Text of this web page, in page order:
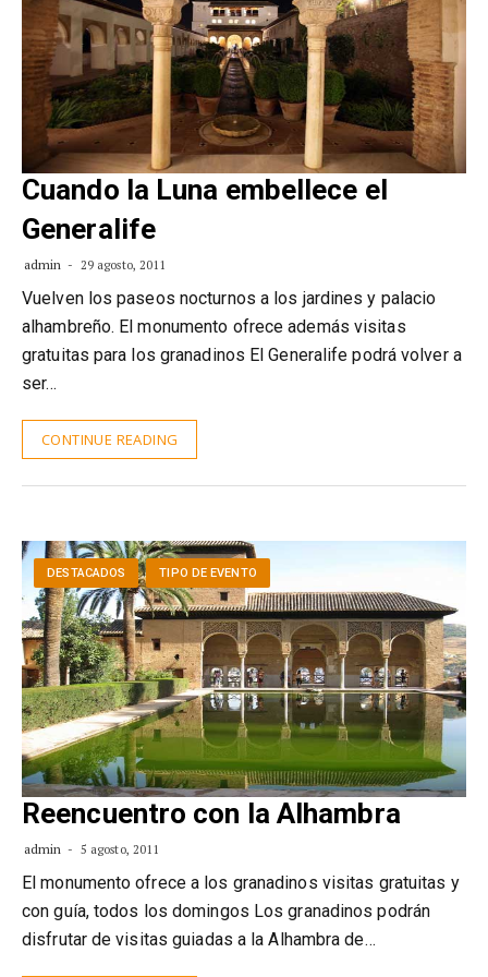
Cuando la Luna embellece el
Generalife
admin 29 agosto, 2011
Vuelven los paseos nocturnos a los jardines y palacio
alhambreño. El monumento ofrece además visitas
gratuitas para los granadinos El Generalife podrá volver a
ser…
CONTINUE READING
DESTACADOS TIPO DE EVENTO
Reencuentro con la Alhambra
admin 5 agosto, 2011
El monumento ofrece a los granadinos visitas gratuitas y
con guía, todos los domingos Los granadinos podrán
disfrutar de visitas guiadas a la Alhambra de…